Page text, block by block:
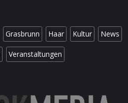
Grasbrunn Haar Kultur News
Veranstaltungen